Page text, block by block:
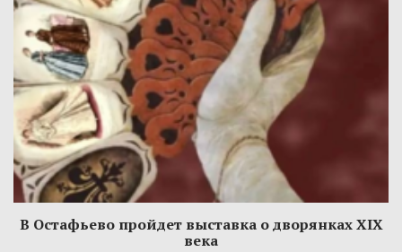
В Остафьево пройдет выставка о дворянках XIX
века